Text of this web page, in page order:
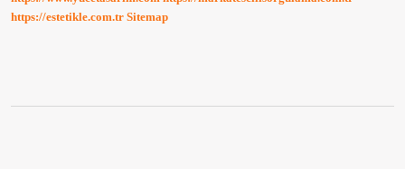
https://estetikle.com.tr Sitemap